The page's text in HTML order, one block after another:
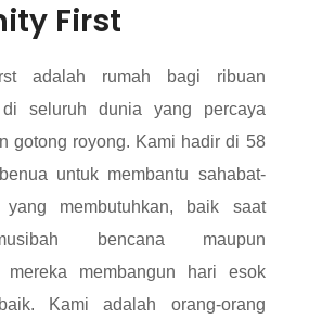
First
adalah rumah bagi ribuan
di seluruh dunia yang percaya
gotong royong. Kami hadir di 58
untuk membantu sahabat-
membutuhkan, baik saat
bencana maupun
mereka membangun hari esok
Kami adalah orang-orang